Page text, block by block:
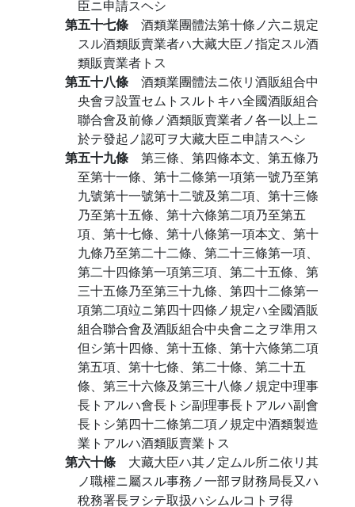
臣ニ申請スヘシ
第五十七條 酒類業團體法第十條ノ六ニ規定
スル酒類販賣業者ハ大藏大臣ノ指定スル酒
類販賣業者トス
第五十八條 酒類業團體法ニ依リ酒販組合中
央會ヲ設置セムトスルトキハ全國酒販組合
聯合會及前條ノ酒類販賣業者ノ各一以上ニ
於テ發起ノ認可ヲ大藏大臣ニ申請スヘシ
第五十九條 第三條、第四條本文、第五條乃
至第十一條、第十二條第一項第一號乃至第
九號第十一號第十二號及第二項、第十三條
乃至第十五條、第十六條第二項乃至第五
項、第十七條、第十八條第一項本文、第十
九條乃至第二十二條、第二十三條第一項、
第二十四條第一項第三項、第二十五條、第
三十五條乃至第三十九條、第四十二條第一
項第二項竝ニ第四十四條ノ規定ハ全國酒販
組合聯合會及酒販組合中央會ニ之ヲ準用ス
但シ第十四條、第十五條、第十六條第二項
第五項、第十七條、第二十條、第二十五
條、第三十六條及第三十八條ノ規定中理事
長トアルハ會長トシ副理事長トアルハ副會
長トシ第四十二條第二項ノ規定中酒類製造
業トアルハ酒類販賣業トス
第六十條 大藏大臣ハ其ノ定ムル所ニ依リ其
ノ職權ニ屬スル事務ノ一部ヲ財務局長又ハ
稅務署長ヲシテ取扱ハシムルコトヲ得